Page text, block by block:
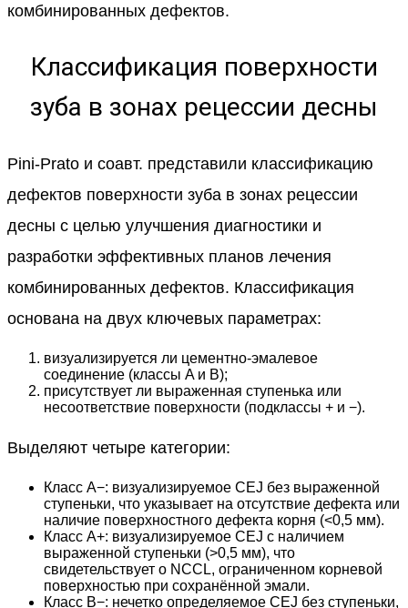
комбинированных дефектов.
Классификация поверхности
зуба в зонах рецессии десны
Pini-Prato и соавт. представили классификацию
дефектов поверхности зуба в зонах рецессии
десны с целью улучшения диагностики и
разработки эффективных планов лечения
комбинированных дефектов. Классификация
основана на двух ключевых параметрах:
визуализируется ли цементно-эмалевое
соединение (классы A и B);
присутствует ли выраженная ступенька или
несоответствие поверхности (подклассы + и −).
Выделяют четыре категории:
Класс A−: визуализируемое CEJ без выраженной
ступеньки, что указывает на отсутствие дефекта или
наличие поверхностного дефекта корня (<0,5 мм).
Класс A+: визуализируемое CEJ с наличием
выраженной ступеньки (>0,5 мм), что
свидетельствует о NCCL, ограниченном корневой
поверхностью при сохранённой эмали.
Класс B−: нечетко определяемое CEJ без ступеньки,